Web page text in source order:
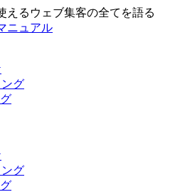
えるウェブ集客の全てを語る
ニュアル
グ
グ